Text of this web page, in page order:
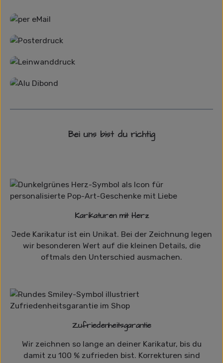
Bei uns bist du richtig
Karikaturen mit Herz
Jede Karikatur ist ein Unikat. Bei der Zeichnung legen
wir besonderen Wert auf die kleinen Details, die
oftmals den Unterschied ausmachen.
Zufriedenheitsgarantie
Wir zeichnen so lange an deiner Karikatur, bis du
damit zu 100 % zufrieden bist. Korrekturen sind